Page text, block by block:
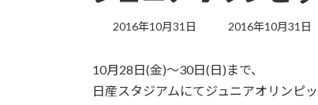
2016年10月31日
最
新
日
2016年10月31日
10月28日(金)～30日(日)まで、
日産スタジアムにてジュニアオリンピ